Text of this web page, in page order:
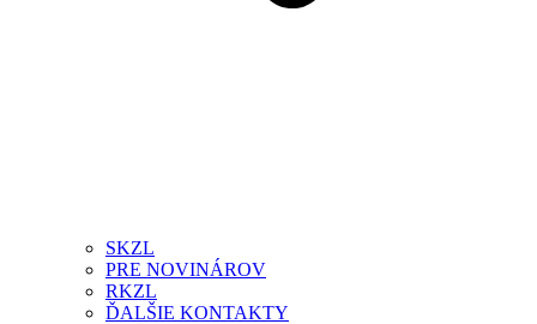
SKZL
PRE NOVINÁROV
RKZL
ĎALŠIE KONTAKTY